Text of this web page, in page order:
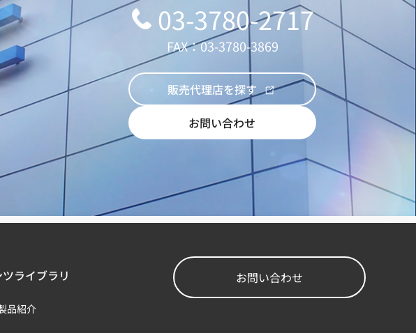
03-3780-2717
FAX：03-3780-3869
販売代理店を探す
お問い合わせ
ライブラリ
品紹介
お問い合わせ